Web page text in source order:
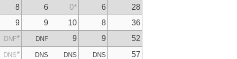
8 6 0* 6
28
9 9 10 8
36
DNF* DNF 9 9
52
DNS* DNS DNS DNS 57